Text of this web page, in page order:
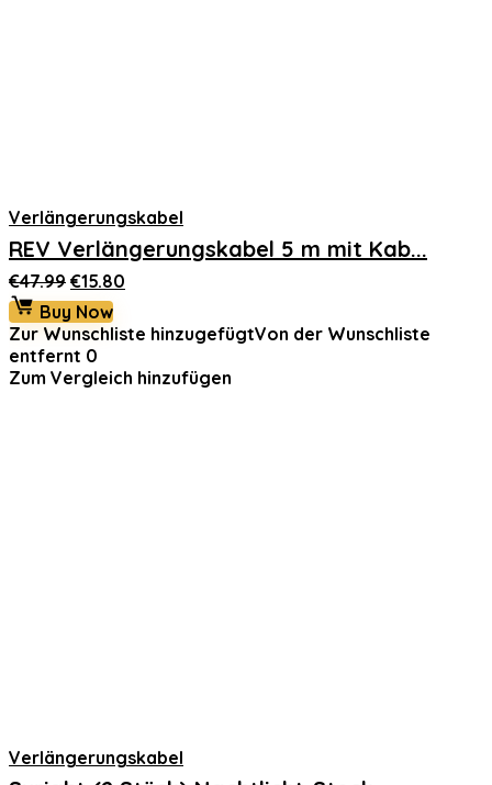
Verlängerungskabel
REV Verlängerungskabel 5 m mit Kab...
€47.99 Ursprünglicher
Preis
war:
€47.99
€15.80
ist:
€15.80.
Buy Now
Zur Wunschliste hinzugefügtVon der Wunschliste
entfernt 0
Zum Vergleich hinzufügen
Verlängerungskabel